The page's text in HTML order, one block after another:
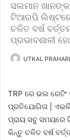
ସଲମାନ
ଟିଆରପି ଲିଷ୍ଟରେ
ଚଳିତ ବର୍ଷ
ପ୍ରଭାବଶାଳୀ
UTKAL PRAHARI
TRP ରେ ଭଲ
ପ୍ରତିଯୋଗିତା |
ପ୍ରାୟ ସବୁ ସମୟରେ
କିନ୍ତୁ ଚଳିତ ବର୍ଷ